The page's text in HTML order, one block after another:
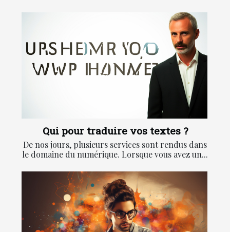
Qui pour traduire vos textes ?
De nos jours, plusieurs services sont rendus dans
le domaine du numérique. Lorsque vous avez un...